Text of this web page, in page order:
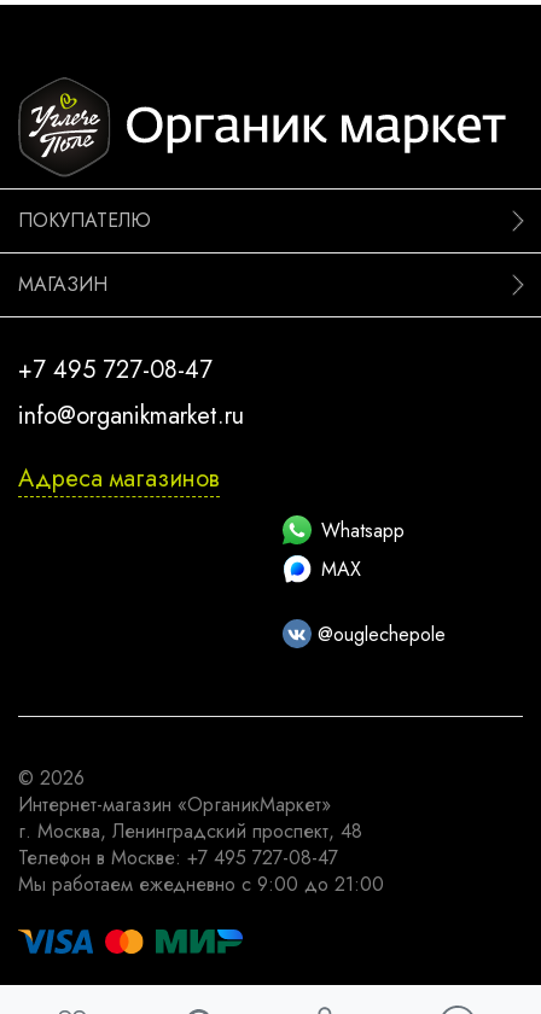
ПОКУПАТЕЛЮ
МАГАЗИН
+7 495 727-08-47
info@organikmarket.ru
Адреса магазинов
Whatsapp
MAX
@ouglechepole
© 2026
Интернет-магазин «ОрганикМаркет»
г. Москва, Ленинградский проспект, 48
Телефон в Москве: +7 495 727-08-47
Мы работаем ежедневно с 9:00 до 21:00